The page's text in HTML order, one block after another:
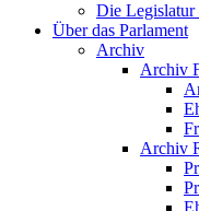
Die Legislatur
Über das Parlament
Archiv
Archiv
Archiv